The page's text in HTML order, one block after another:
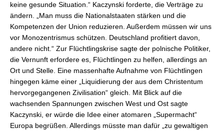
keine gesunde Situation.“ Kaczynski forderte, die Verträge zu
ändern. „Man muss die Nationalstaaten stärken und die
Kompetenzen der Union reduzieren. Außerdem müssen wir uns
vor Monozentrismus schützen. Deutschland profitiert davon,
andere nicht.“ Zur Flüchtlingskrise sagte der polnische Politiker,
die Vernunft erfordere es, Flüchtlingen zu helfen, allerdings an
Ort und Stelle. Eine massenhafte Aufnahme von Flüchtlingen
hingegen käme einer „Liquidierung der aus dem Christentum
hervorgegangenen Zivilisation“ gleich. Mit Blick auf die
wachsenden Spannungen zwischen West und Ost sagte
Kaczynski, er würde die Idee einer atomaren „Supermacht“
Europa begrüßen. Allerdings müsste man dafür „zu gewaltigen